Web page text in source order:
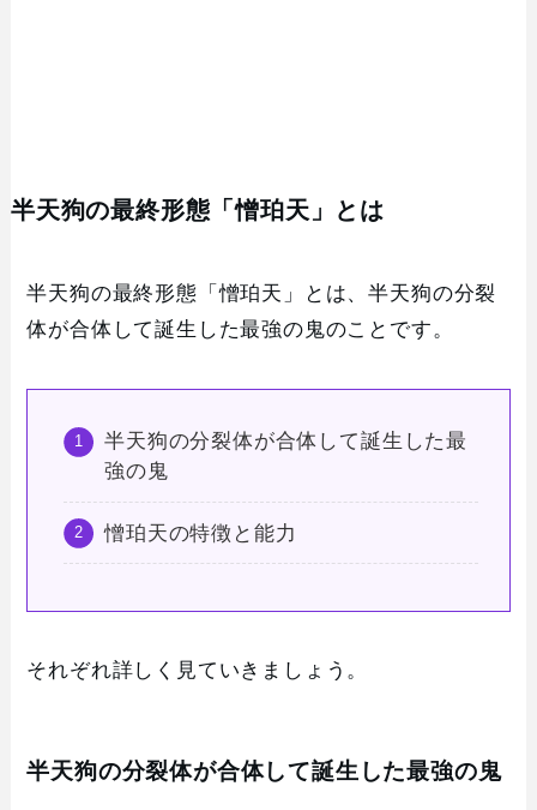
半天狗の最終形態「憎珀天」とは
半天狗の最終形態「憎珀天」とは、半天狗の分裂
体が合体して誕生した最強の鬼のことです。
半天狗の分裂体が合体して誕生した最
強の鬼
憎珀天の特徴と能力
それぞれ詳しく見ていきましょう。
半天狗の分裂体が合体して誕生した最強の鬼